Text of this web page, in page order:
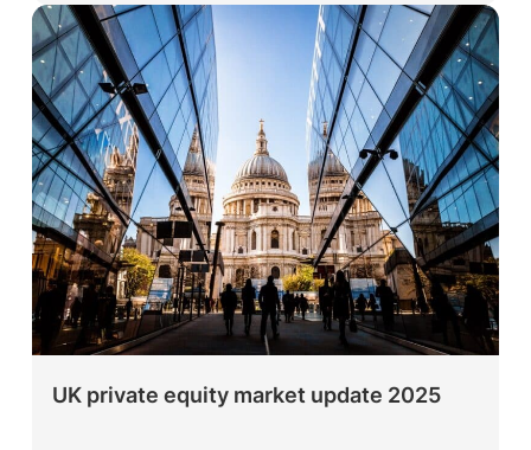
UK private equity market update 2025